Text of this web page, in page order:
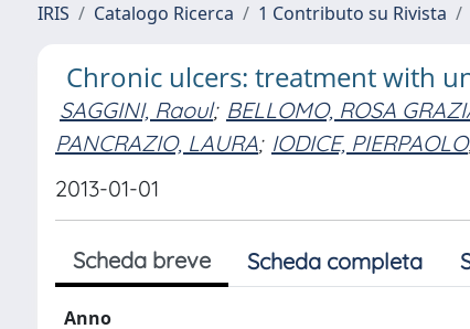
IRIS Catalogo Ricerca 1 Contributo su Rivista
Chronic ulcers: treatment with
SAGGINI, Raoul; BELLOMO, ROSA
PANCRAZIO, LAURA; IODICE, PIERPAOLO
2013-01-01
Scheda breve Scheda completa
Anno